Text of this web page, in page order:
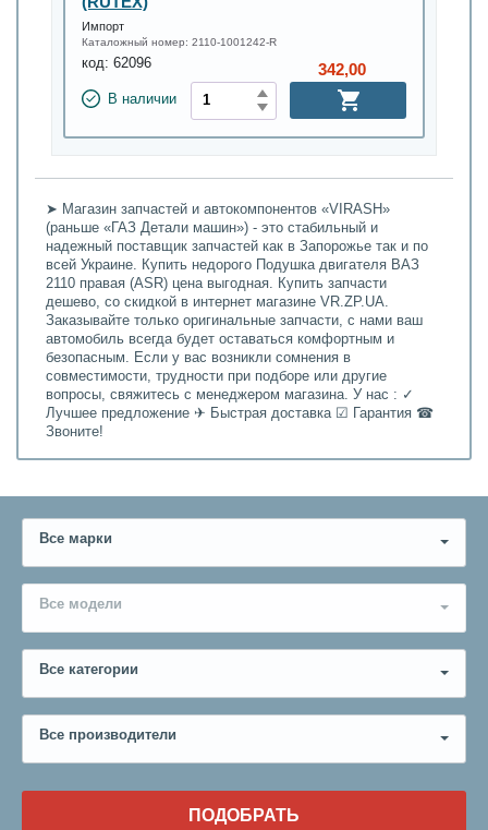
Импорт
Каталожный номер: 2110-1001242-R
код: 62096
В наличии
342,00
➤ Магазин запчастей и автокомпонентов «VIRASH»
(раньше «ГАЗ Детали машин») - это стабильный и
надежный поставщик запчастей как в Запорожье так и по
всей Украине. Купить недорого Подушка двигателя ВАЗ
2110 правая (ASR) цена выгодная. Купить запчасти
дешево, со скидкой в интернет магазине VR.ZP.UA.
Заказывайте только оригинальные запчасти, с нами ваш
автомобиль всегда будет оставаться комфортным и
безопасным. Если у вас возникли сомнения в
совместимости, трудности при подборе или другие
вопросы, свяжитесь с менеджером магазина. У нас : ✓
Лучшее предложение ✈ Быстрая доставка ☑ Гарантия ☎
Звоните!
Все марки
Все модели
Все категории
Все производители
ПОДОБРАТЬ